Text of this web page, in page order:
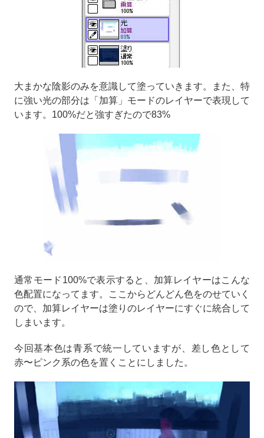
大まかな陰影のみを意識して塗っていきます。また、特
に強い光の部分は「加算」モードのレイヤーで表現して
います。100%だと強すぎたので83%
通常モード100%で表示すると、加算レイヤーはこんな
色配置になってます。ここからどんどん色をのせていく
ので、加算レイヤーは塗りのレイヤーにすぐに統合して
しまいます。
今回基本色は青系で統一していますが、差し色として
赤〜ピンク系の色を置くことにしました。